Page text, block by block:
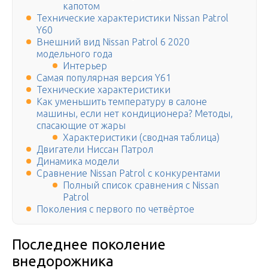
капотом
Технические характеристики Nissan Patrol
Y60
Внешний вид Nissan Patrol 6 2020
модельного года
Интерьер
Самая популярная версия Y61
Технические характеристики
Как уменьшить температуру в салоне
машины, если нет кондиционера? Методы,
спасающие от жары
Характеристики (сводная таблица)
Двигатели Ниссан Патрол
Динамика модели
Сравнение Nissan Patrol с конкурентами
Полный список сравнения с Nissan
Patrol
Поколения с первого по четвёртое
Последнее поколение
внедорожника